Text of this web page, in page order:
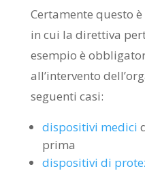
Certamente questo è
in cui la direttiva
esempio è
all’intervento
seguenti casi:
dispositivi medici
prima
dispositivi di